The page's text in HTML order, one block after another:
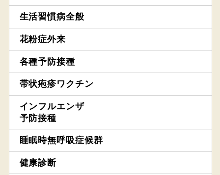
生活習慣病全般
花粉症外来
各種予防接種
帯状疱疹ワクチン
インフルエンザ
予防接種
睡眠時無呼吸症候群
健康診断